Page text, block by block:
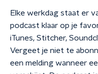
Elke werkdag staat er
podcast klaar op je
iTunes, Stitcher,
Vergeet je niet te
een melding wanneer